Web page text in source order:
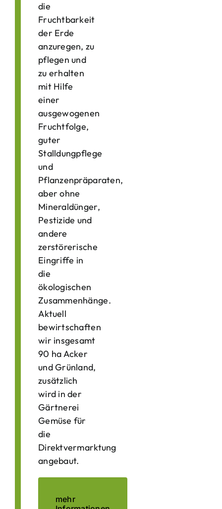
die
Fruchtbarkeit
der Erde
anzuregen, zu
pflegen und
zu erhalten
mit Hilfe
einer
ausgewogenen
Fruchtfolge,
guter
Stalldungpflege
und
Pflanzenpräparaten,
aber ohne
Mineraldünger,
Pestizide und
andere
zerstörerische
Eingriffe in
die
ökologischen
Zusammenhänge.
Aktuell
bewirtschaften
wir insgesamt
90 ha Acker
und Grünland,
zusätzlich
wird in der
Gärtnerei
Gemüse für
die
Direktvermarktung
angebaut.
mehr